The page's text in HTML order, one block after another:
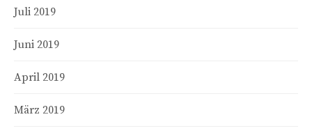
Juli 2019
Juni 2019
April 2019
März 2019